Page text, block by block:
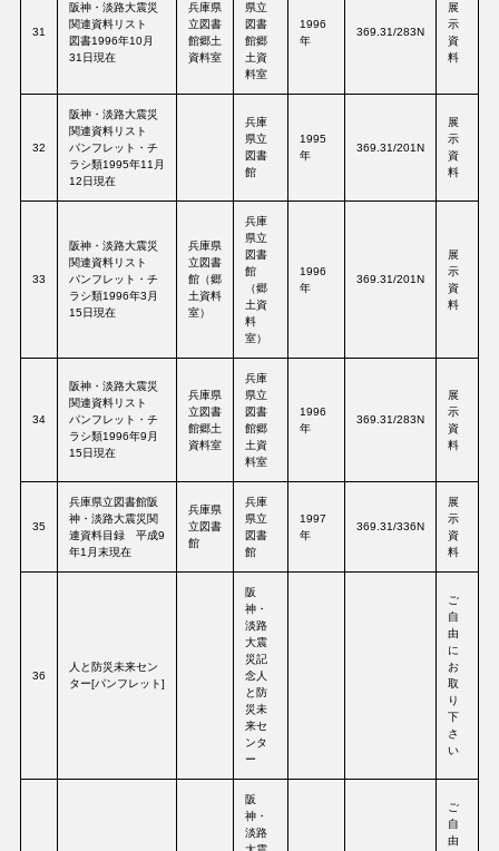
31
阪神・淡路大震災
関連資料リスト
図書1996年10月
31日現在
兵庫県
立図書
館郷土
資料室
県立
図書
館郷
土資
料室
1996
年
369.31/283N
展
示
資
料
32
阪神・淡路大震災
関連資料リスト
パンフレット・チ
ラシ類1995年11月
12日現在
兵庫
県立
図書
館
1995
年
369.31/201N
展
示
資
料
33
阪神・淡路大震災
関連資料リスト
パンフレット・チ
ラシ類1996年3月
15日現在
兵庫県
立図書
館（郷
土資料
室）
兵庫
県立
図書
館
（郷
土資
料
室）
1996
年
369.31/201N
展
示
資
料
34
阪神・淡路大震災
関連資料リスト
パンフレット・チ
ラシ類1996年9月
15日現在
兵庫県
立図書
館郷土
資料室
兵庫
県立
図書
館郷
土資
料室
1996
年
369.31/283N
展
示
資
料
35
兵庫県立図書館阪
神・淡路大震災関
連資料目録 平成9
年1月末現在
兵庫県
立図書
館
兵庫
県立
図書
館
1997
年
369.31/336N
展
示
資
料
36
人と防災未来セン
ター[パンフレット]
阪
神・
淡路
大震
災記
念人
と防
災未
来セ
ンタ
ー
ご
自
由
に
お
取
り
下
さ
い
阪
神・
淡路
ご
自
由